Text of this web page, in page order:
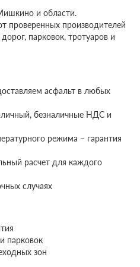
и области.
проверенных производителей
парковок, тротуаров и
асфальт в любых
безналичные НДС и
режима – гарантия
расчет для каждого
случаях
парковок
зон